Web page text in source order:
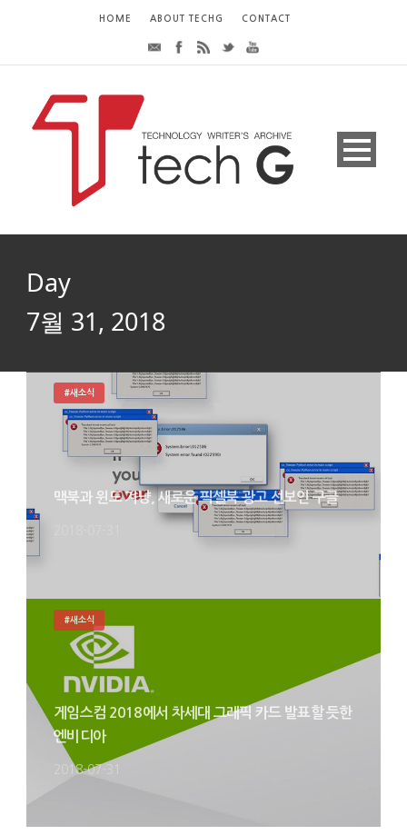
HOME ABOUT TECHG CONTACT
Day
7월 31, 2018
맥북과 윈도 겨냥, 새로운 픽셀북 광고 선보인 구글
#새소식
게임스컴 2018에서 차세대 그래픽 카드 발표할 듯한
엔비디아
2018-07-31
#새소식